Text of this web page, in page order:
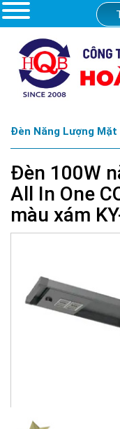
Đèn Năng Lượng Mặt
Đèn 100W
All In One
màu xám